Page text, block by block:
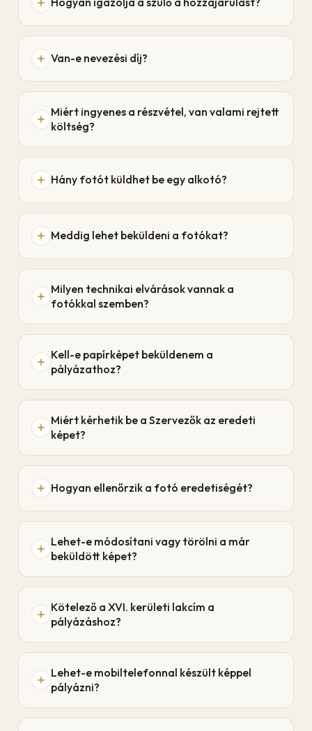
Van-e nevezési díj?
Miért ingyenes a részvétel, van valami rejtett
költség?
Hány fotót küldhet be egy alkotó?
Meddig lehet beküldeni a fotókat?
Milyen technikai elvárások vannak a
fotókkal szemben?
Kell-e papírképet beküldenem a
pályázathoz?
Miért kérhetik be a Szervezők az eredeti
képet?
Hogyan ellenőrzik a fotó eredetiségét?
Lehet-e módosítani vagy törölni a már
beküldött képet?
Kötelező a XVI. kerületi lakcím a
pályázáshoz?
Lehet-e mobiltelefonnal készült képpel
pályázni?